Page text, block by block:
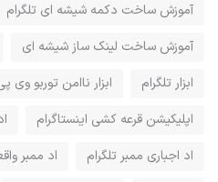
آموزش ساخت دکمه شیشه ای تلگرام
آموزش ساخت لینک ساز شیشه ای
ابزار تلگرام
ابزار ناامن توربو وی
اپلیکیشن قرعه کشی اینستاگرام
اد اجباری ممبر تلگرام
اد ممبر